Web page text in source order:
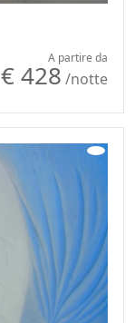
A partire da
€ 428 /notte